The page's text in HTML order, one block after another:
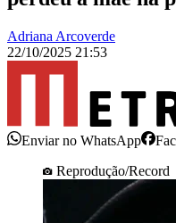
Adriana Arcoverde
22/10/2025 21:53
Enviar no WhatsApp
Reprodução/Record